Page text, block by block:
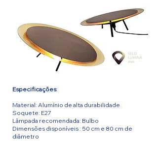
Especificações:
Material: Alumínio de alta durabilidade
Soquete: E27
Lâmpada recomendada: Bulbo
Dimensões disponíveis : 50 cm e 80 cm de
diâmetro